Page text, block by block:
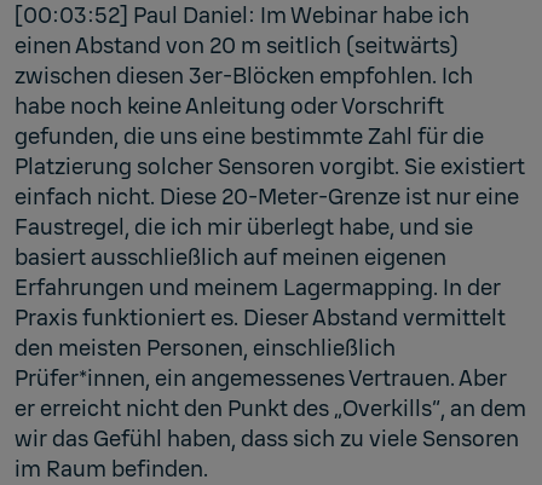
[00:03:52] Paul Daniel: Im Webinar habe ich
einen Abstand von 20 m seitlich (seitwärts)
zwischen diesen 3er-Blöcken empfohlen. Ich
habe noch keine Anleitung oder Vorschrift
gefunden, die uns eine bestimmte Zahl für die
Platzierung solcher Sensoren vorgibt. Sie existiert
einfach nicht. Diese 20-Meter-Grenze ist nur eine
Faustregel, die ich mir überlegt habe, und sie
basiert ausschließlich auf meinen eigenen
Erfahrungen und meinem Lagermapping. In der
Praxis funktioniert es. Dieser Abstand vermittelt
den meisten Personen, einschließlich
Prüfer*innen, ein angemessenes Vertrauen. Aber
er erreicht nicht den Punkt des „Overkills“, an dem
wir das Gefühl haben, dass sich zu viele Sensoren
im Raum befinden.